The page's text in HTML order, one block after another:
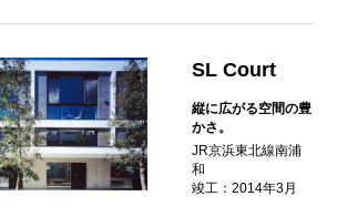
SL Court
縦に広がる空間の豊
かさ。
JR京浜東北線南浦
和
竣工：2014年3月